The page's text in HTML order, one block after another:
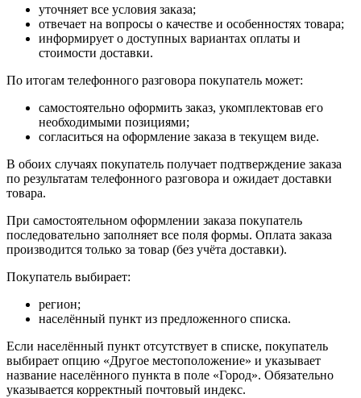
уточняет все условия заказа;
отвечает на вопросы о качестве и особенностях товара;
информирует о доступных вариантах оплаты и
стоимости доставки.
По итогам телефонного разговора покупатель может:
самостоятельно оформить заказ, укомплектовав его
необходимыми позициями;
согласиться на оформление заказа в текущем виде.
В обоих случаях покупатель получает подтверждение заказа
по результатам телефонного разговора и ожидает доставки
товара.
При самостоятельном оформлении заказа покупатель
последовательно заполняет все поля формы. Оплата заказа
производится только за товар (без учёта доставки).
Покупатель выбирает:
регион;
населённый пункт из предложенного списка.
Если населённый пункт отсутствует в списке, покупатель
выбирает опцию «Другое местоположение» и указывает
название населённого пункта в поле «Город». Обязательно
указывается корректный почтовый индекс.